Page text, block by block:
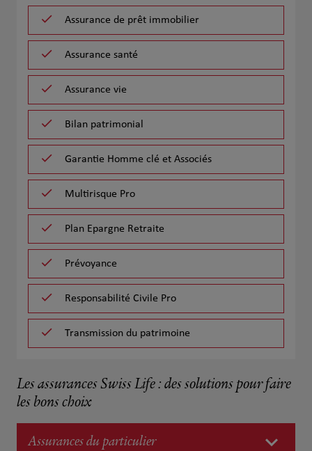
Assurance de prêt immobilier
Assurance santé
Assurance vie
Bilan patrimonial
Garantie Homme clé et Associés
Multirisque Pro
Plan Epargne Retraite
Prévoyance
Responsabilité Civile Pro
Transmission du patrimoine
Les assurances Swiss Life : des solutions pour faire
les bons choix
Assurances du particulier